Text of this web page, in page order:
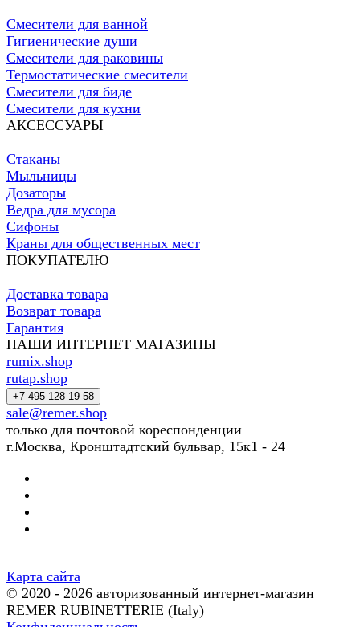
Смесители для ванной
Гигиенические души
Смесители для раковины
Термостатические смесители
Смесители для биде
Смесители для кухни
АКСЕССУАРЫ
Стаканы
Мыльницы
Дозаторы
Ведра для мусора
Сифоны
Краны для общественных мест
ПОКУПАТЕЛЮ
Доставка товара
Возврат товара
Гарантия
НАШИ ИНТЕРНЕТ МАГАЗИНЫ
rumix.shop
rutap.shop
+7 495 128 19 58
sale@remer.shop
только для почтовой кореспонденции
г.Москва, Кронштадтский бульвар, 15к1 - 24
Карта сайта
© 2020 - 2026 авторизованный интернет-магазин
REMER RUBINETTERIE (Italy)